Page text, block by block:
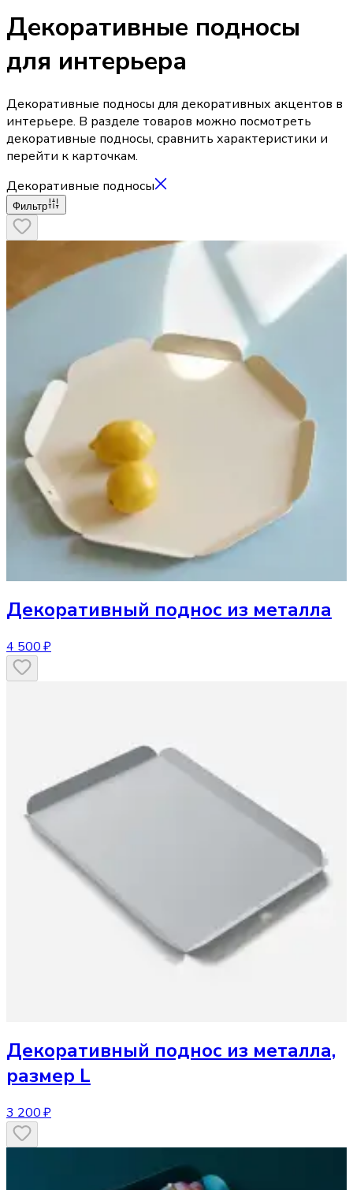
Декоративные подносы
для интерьера
Декоративные подносы для декоративных акцентов в
интерьере. В разделе товаров можно посмотреть
декоративные подносы, сравнить характеристики и
перейти к карточкам.
Декоративные подносы
Фильтр
Декоративный поднос из металла
4 500 ₽
Декоративный поднос из металла,
размер L
3 200 ₽